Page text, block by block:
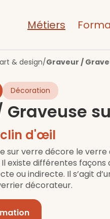
Métiers
& design/Graveur /
Décoration
Graveuse
d'œil
sur verre décore le
existe différentes façons
ou indirecte. Il s’agit
décorateur.